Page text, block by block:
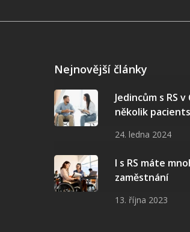
Nejnovější články
Jedincům s RS
několik
24. ledna 2024
I s RS máte
zaměstnání
13. října 2023